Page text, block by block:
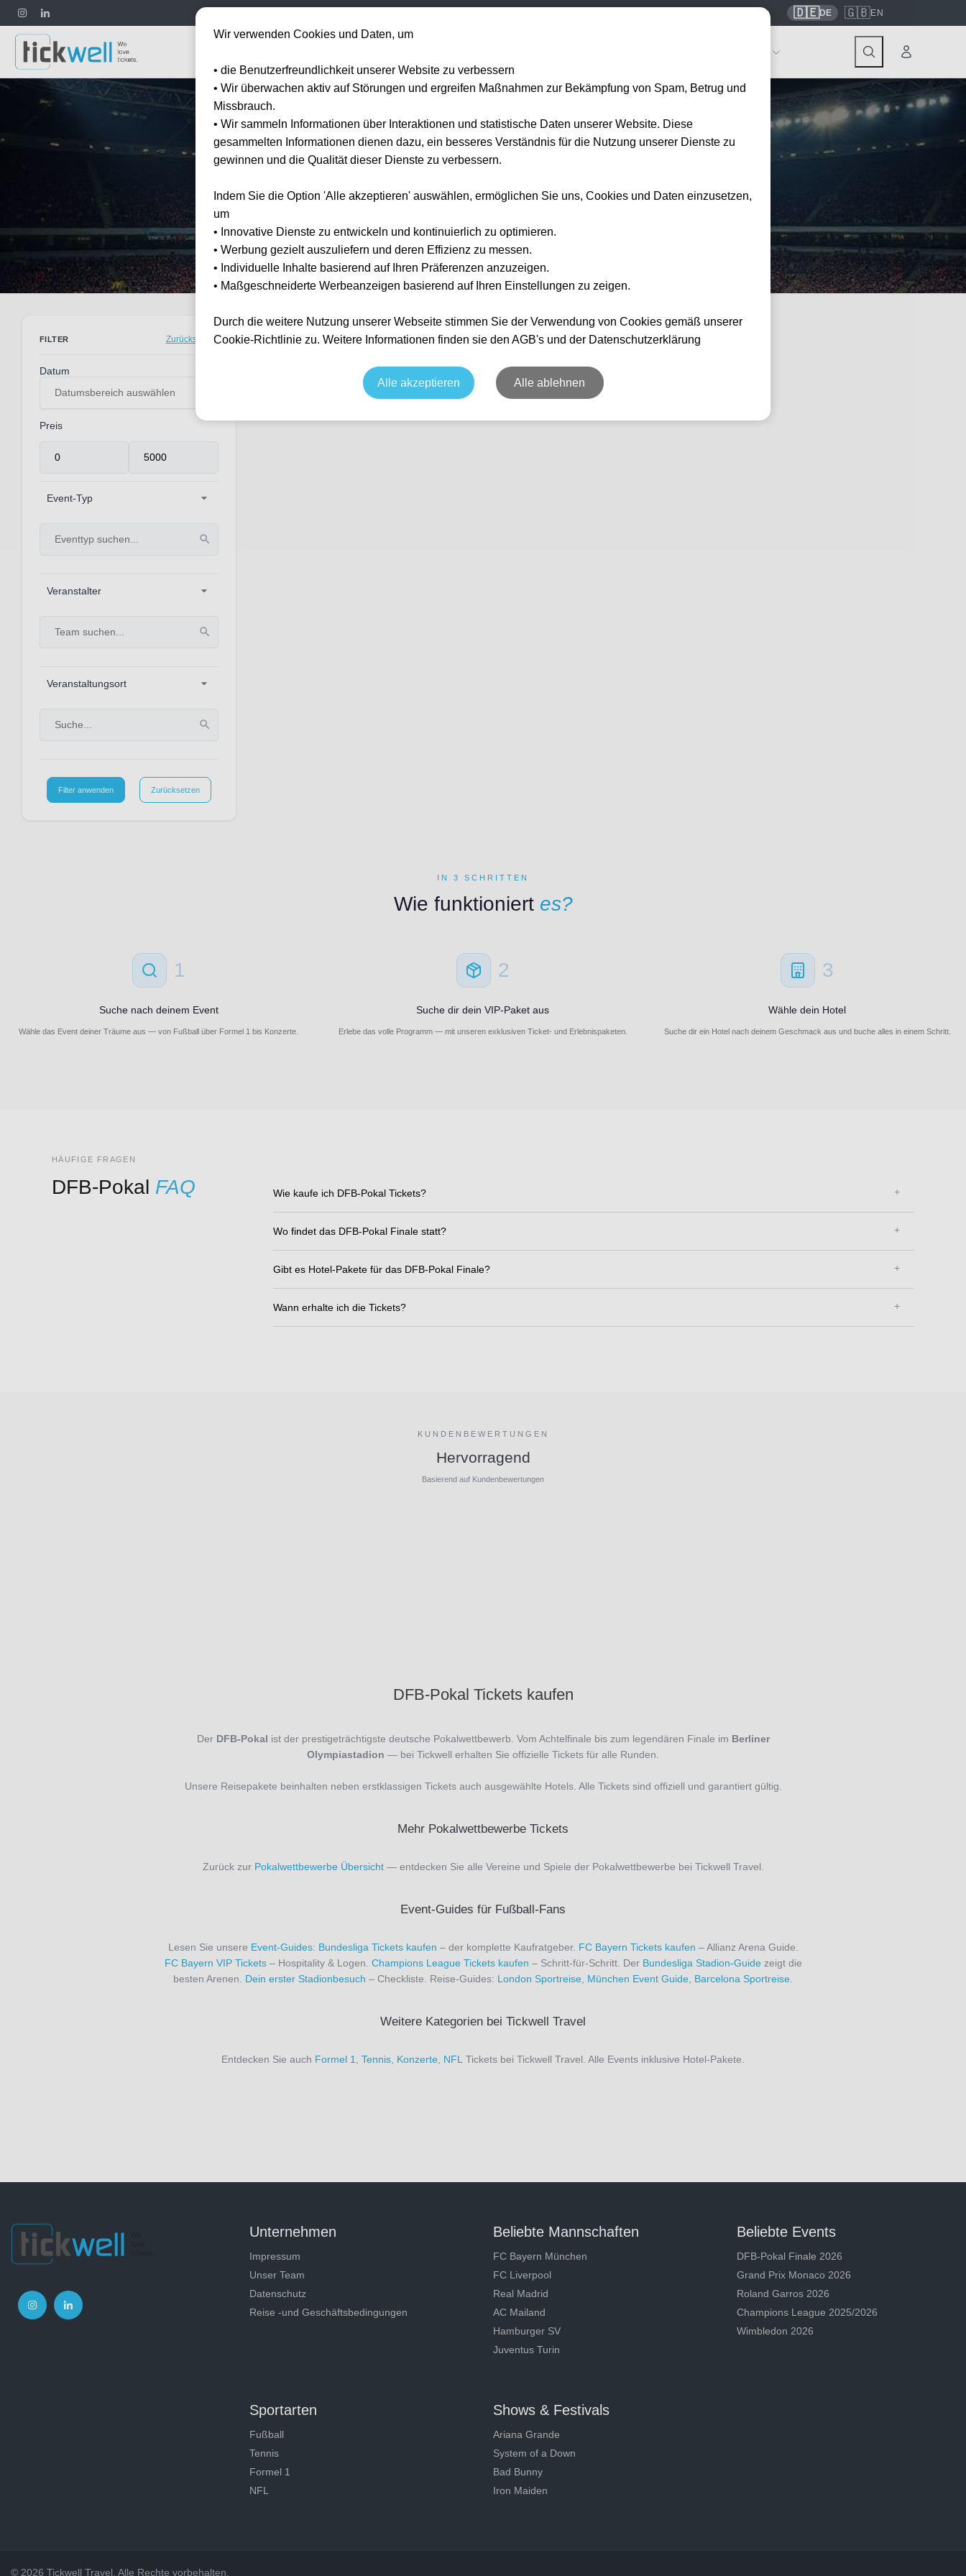
contact@tickwell-travel.de 🇩🇪DE 🇬🇧EN
Home DFB-Pokal Tickets 2027
DFB-PokalTickets
Erleben Sie den DFB-Pokal live — vom Achtelfinale bis zum großen Finale im Berliner
FILTER Zurücksetzen
Datum
Preis
Event-Typ
Veranstalter
Veranstaltungsort
Filter anwenden Zurücksetzen
0 Events gefunden
Nichts gefunden...
IN 3 SCHRITTEN
Wie funktioniert es?
1
Suche nach deinem Event
Wähle das Event deiner Träume aus — von Fußball über Formel 1 bis Konzerte.
2
Suche dir dein VIP-Paket aus
Erlebe das volle Programm — mit unseren exklusiven Ticket- und Erlebnispaketen.
3
Wähle dein Hotel
Suche dir ein Hotel nach deinem Geschmack aus und buche alles in einem Schritt.
HÄUFIGE FRAGEN
DFB-Pokal FAQ Wie kaufe ich DFB-Pokal Tickets?
Wo findet das DFB-Pokal Finale statt?
Gibt es Hotel-Pakete für das DFB-Pokal Finale?
Wann erhalte ich die Tickets?
KUNDENBEWERTUNGEN
Hervorragend
Basierend auf Kundenbewertungen
DFB-Pokal Tickets kaufen
Der DFB-Pokal ist der prestigeträchtigste deutsche Pokalwettbewerb. Vom Achtelfinale bis zum legendären Finale im Berliner
Olympiastadion — bei Tickwell erhalten Sie offizielle Tickets für alle Runden.
Unsere Reisepakete beinhalten neben erstklassigen Tickets auch ausgewählte Hotels. Alle Tickets sind offiziell und garantiert gültig.
Mehr Pokalwettbewerbe Tickets
Zurück zur Pokalwettbewerbe Übersicht— entdecken Sie alle Vereine und Spiele der Pokalwettbewerbe bei Tickwell Travel.
Event-Guides für Fußball-Fans
Lesen Sie unsere Event-Guides: Bundesliga Tickets kaufen – der komplette Kaufratgeber. FC Bayern Tickets kaufen – Allianz Arena Guide.
FC Bayern VIP Tickets– Hospitality & Logen. Champions League Tickets kaufen – Schritt-für-Schritt. Der Bundesliga Stadion-Guidezeigt die
besten Arenen. Dein erster Stadionbesuch – Checkliste. Reise-Guides: London Sportreise München Event Guide Barcelona Sportreise
Weitere Kategorien bei Tickwell Travel
Entdecken Sie auch Formel 1 Tennis Konzerte NFL Tickets bei Tickwell Travel. Alle Events inklusive Hotel-Pakete.
Unternehmen
Impressum
Unser Team
Datenschutz
Reise -und Geschäftsbedingungen
Beliebte Mannschaften
FC Bayern München
FC Liverpool
Real Madrid
AC Mailand
Hamburger SV
Juventus Turin
Beliebte Events
DFB-Pokal Finale 2026
Grand Prix Monaco 2026
Roland Garros 2026
Champions League 2025/2026
Wimbledon 2026
Sportarten
Fußball
Tennis
Formel 1
NFL
Shows & Festivals
Ariana Grande
System of a Down
Bad Bunny
Iron Maiden
© 2026 Tickwell Travel. Alle Rechte vorbehalten.
Wir verwenden Cookies und Daten, um
• die Benutzerfreundlichkeit unserer Website zu verbessern
• Wir überwachen aktiv auf Störungen und ergreifen Maßnahmen zur Bekämpfung von Spam, Betrug und
Missbrauch.
• Wir sammeln Informationen über Interaktionen und statistische Daten unserer Website. Diese
gesammelten Informationen dienen dazu, ein besseres Verständnis für die Nutzung unserer Dienste zu
gewinnen und die Qualität dieser Dienste zu verbessern.
Indem Sie die Option 'Alle akzeptieren' auswählen, ermöglichen Sie uns, Cookies und Daten einzusetzen,
um
• Innovative Dienste zu entwickeln und kontinuierlich zu optimieren.
• Werbung gezielt auszuliefern und deren Effizienz zu messen.
• Individuelle Inhalte basierend auf Ihren Präferenzen anzuzeigen.
• Maßgeschneiderte Werbeanzeigen basierend auf Ihren Einstellungen zu zeigen.
Durch die weitere Nutzung unserer Webseite stimmen Sie der Verwendung von Cookies gemäß unserer
Cookie-Richtlinie zu. Weitere Informationen finden sie den AGB's und der Datenschutzerklärung
Alle akzeptieren Alle ablehnen